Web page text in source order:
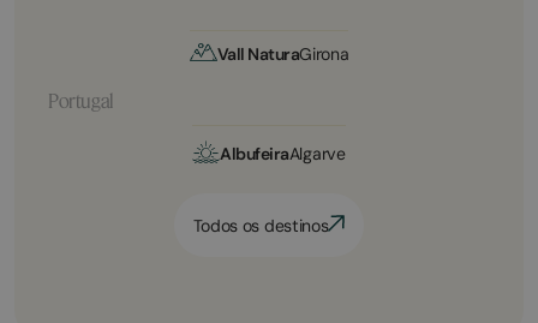
Vall NaturaGirona
Portugal
AlbufeiraAlgarve
Todos os destinos